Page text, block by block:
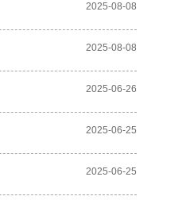
2025-08-08
2025-08-08
2025-06-26
2025-06-25
2025-06-25